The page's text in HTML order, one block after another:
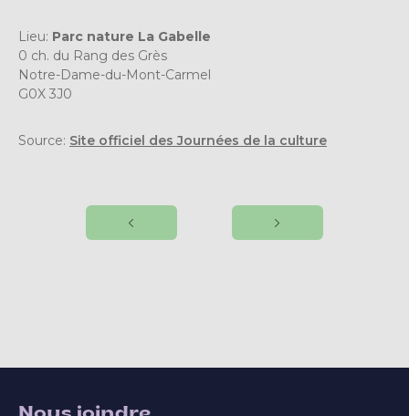
Lieu: Parc nature La Gabelle
0 ch. du Rang des Grès
Notre-Dame-du-Mont-Carmel
G0X 3J0
Source: Site officiel des Journées de la culture